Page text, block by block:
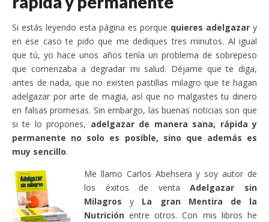
Si estás leyendo esta página es porque quieres adelgazar y
en ese caso te pido que me dediques tres minutos. Al igual
que tú, yo hace unos años tenía un problema de sobrepeso
que comenzaba a degradar mi salud. Déjame que te diga,
antes de nada, que no existen pastillas milagro que te hagan
adelgazar por arte de magia, así que no malgastes tu dinero
en falsas promesas. Sin embargo, las buenas noticias son que
si te lo propones, adelgazar de manera sana, rápida y
permanente no solo es posible, sino que además es
muy sencillo.
Me llamo Carlos Abehsera y soy autor de
los éxitos de ventaAdelgazar sin
Milagros y La gran Mentira de la
Nutrición entre otros. Con mis libros he